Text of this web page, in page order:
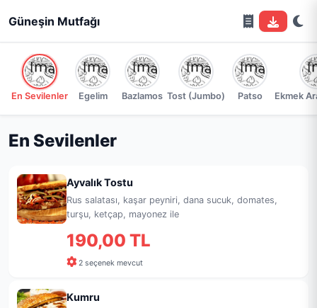
Güneşin Mutfağı
En Sevilenler Egelim Bazlamos Tost (Jumbo) Patso Ekmek
En Sevilenler
Ayvalık Tostu
Rus salatası, kaşar peyniri, dana sucuk, domates,
turşu, ketçap, mayonez ile
190,00 TL
2 seçenek mevcut
Kumru